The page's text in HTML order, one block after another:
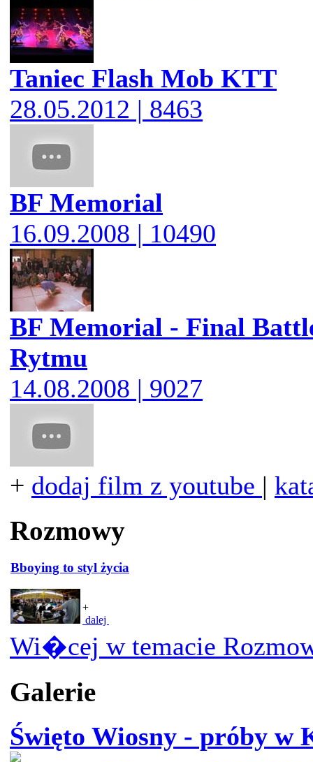
Taniec Flash Mob KTT
28.05.2012 | 8463
BF Memorial
16.09.2008 | 10490
BF Memorial - Final
Rytmu
14.08.2008 | 9027
+ dodaj film z youtube |
Rozmowy
Bboying to styl życia
+
dalej
Wi�cej w temacie
Galerie
Święto Wiosny - próby w